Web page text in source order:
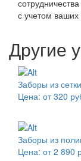
с учетом
Другие
Заборы из
Цена: от 320
Заборы из
Цена: от 2 890